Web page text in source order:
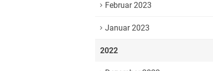
Februar 2023
Januar 2023
2022